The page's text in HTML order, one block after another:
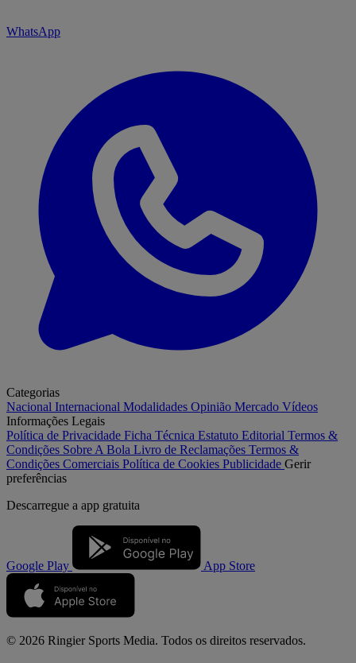
WhatsApp
Categorias
Nacional Internacional Modalidades Opinião Mercado Vídeos
Informações Legais
Política de Privacidade Ficha Técnica Estatuto Editorial Termos &
Condições Sobre A Bola Livro de Reclamações Termos &
Condições Comerciais Política de Cookies Publicidade Gerir
preferências
Descarregue a app gratuita
Google Play App Store
© 2026 Ringier Sports Media. Todos os direitos reservados.